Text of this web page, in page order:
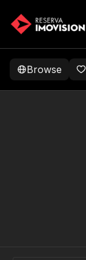
Browse